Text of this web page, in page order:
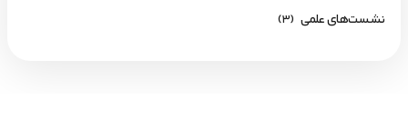
نشست‌های علمی (3)